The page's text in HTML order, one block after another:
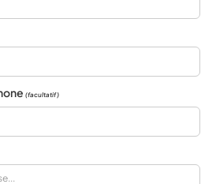
(facultatif)